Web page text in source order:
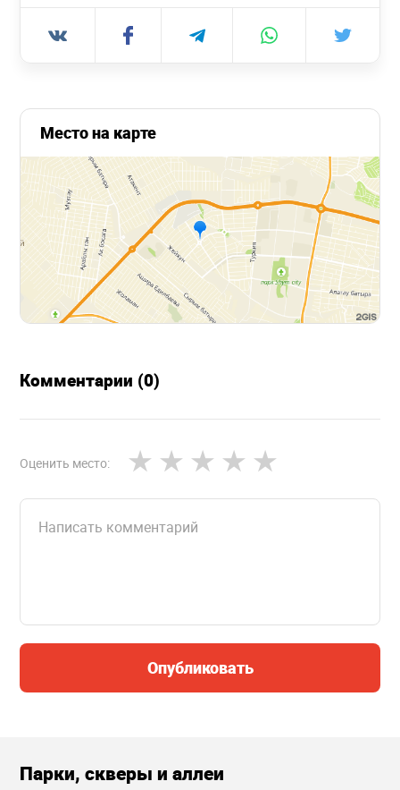
Место на карте
Комментарии (0)
Оценить место:
Опубликовать
Парки, скверы и аллеи